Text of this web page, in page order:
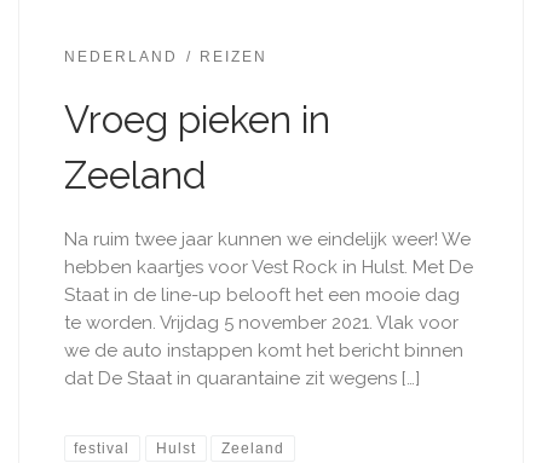
NEDERLAND REIZEN
Vroeg pieken in
Zeeland
Na ruim twee jaar kunnen we eindelijk weer! We
hebben kaartjes voor Vest Rock in Hulst. Met De
Staat in de line-up belooft het een mooie dag
te worden. Vrijdag 5 november 2021. Vlak voor
we de auto instappen komt het bericht binnen
dat De Staat in quarantaine zit wegens […]
festival Hulst Zeeland